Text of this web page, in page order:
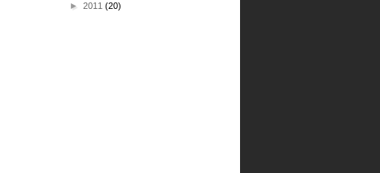
► 2011 (20)